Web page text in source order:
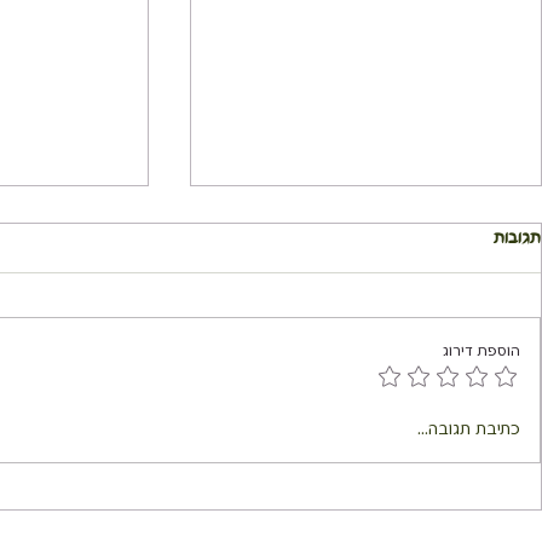
תגובות
הוספת דירוג
כתיבת תגובה...